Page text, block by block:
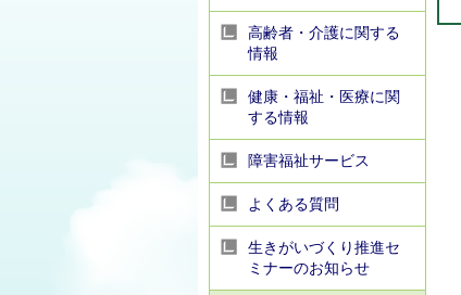
高齢者・介護に関する
情報
健康・福祉・医療に関
する情報
障害福祉サービス
よくある質問
生きがいづくり推進セ
ミナーのお知らせ